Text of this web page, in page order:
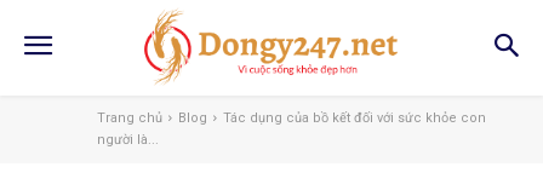
Trang chủ Blog
Tác dụng của bồ kết đối với sức khỏe con
người là...